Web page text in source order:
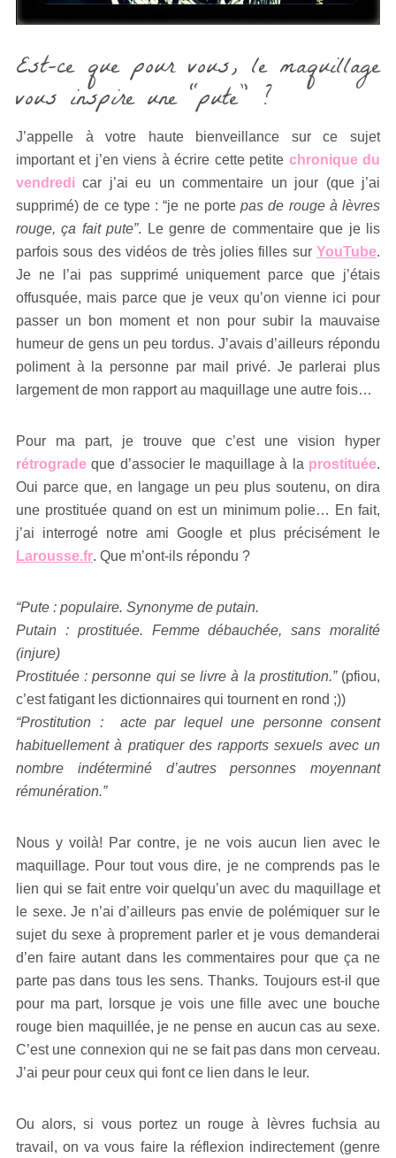
Est-ce que pour vous, le maquillage
vous inspire une “pute” ?
J’appelle à votre haute bienveillance sur ce sujet
important et j’en viens à écrire cette petite chronique du
vendredi car j’ai eu un commentaire un jour (que j’ai
supprimé) de ce type : “je ne porte pas de rouge à lèvres
rouge, ça fait pute”. Le genre de commentaire que je lis
parfois sous des vidéos de très jolies filles sur YouTube.
Je ne l’ai pas supprimé uniquement parce que j’étais
offusquée, mais parce que je veux qu’on vienne ici pour
passer un bon moment et non pour subir la mauvaise
humeur de gens un peu tordus. J’avais d’ailleurs répondu
poliment à la personne par mail privé. Je parlerai plus
largement de mon rapport au maquillage une autre fois…
Pour ma part, je trouve que c’est une vision hyper
rétrograde que d’associer le maquillage à la prostituée.
Oui parce que, en langage un peu plus soutenu, on dira
une prostituée quand on est un minimum polie… En fait,
j’ai interrogé notre ami Google et plus précisément le
Larousse.fr. Que m’ont-ils répondu ?
“Pute : populaire. Synonyme de putain.
Putain : prostituée. Femme débauchée, sans moralité
(injure)
Prostituée : personne qui se livre à la prostitution.”(pfiou,
c’est fatigant les dictionnaires qui tournent en rond ;))
“Prostitution : acte par lequel une personne consent
habituellement à pratiquer des rapports sexuels avec un
nombre indéterminé d’autres personnes moyennant
rémunération.”
Nous y voilà! Par contre, je ne vois aucun lien avec le
maquillage. Pour tout vous dire, je ne comprends pas le
lien qui se fait entre voir quelqu’un avec du maquillage et
le sexe. Je n’ai d’ailleurs pas envie de polémiquer sur le
sujet du sexe à proprement parler et je vous demanderai
d’en faire autant dans les commentaires pour que ça ne
parte pas dans tous les sens. Thanks. Toujours est-il que
pour ma part, lorsque je vois une fille avec une bouche
rouge bien maquillée, je ne pense en aucun cas au sexe.
C’est une connexion qui ne se fait pas dans mon cerveau.
J’ai peur pour ceux qui font ce lien dans le leur.
Ou alors, si vous portez un rouge à lèvres fuchsia au
travail, on va vous faire la réflexion indirectement (genre